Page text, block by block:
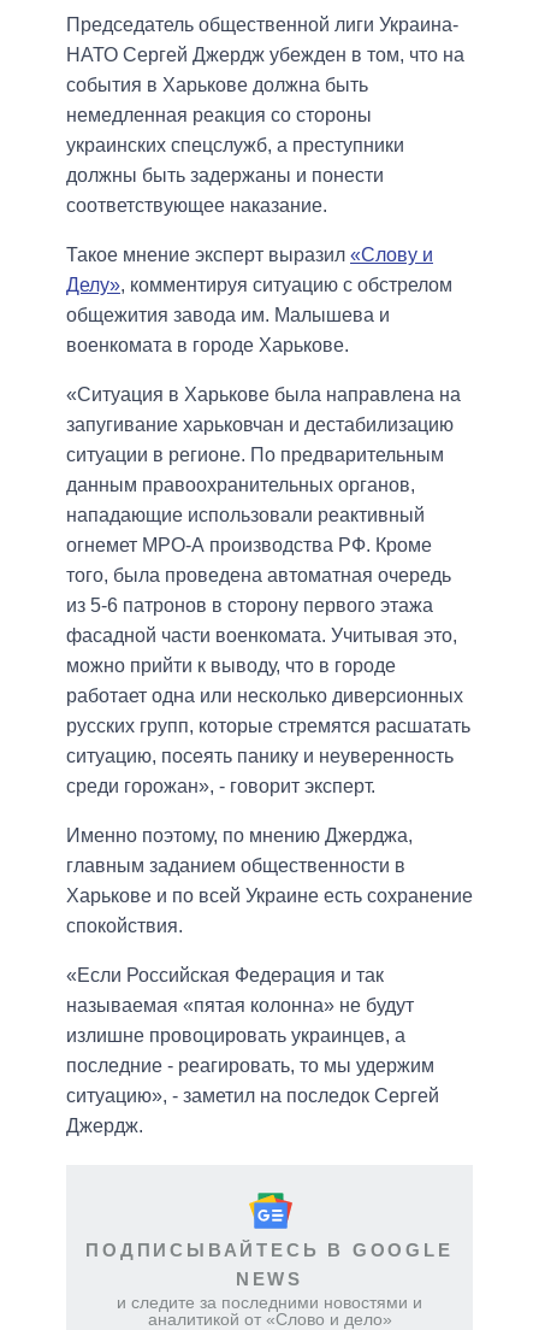
Председатель общественной лиги Украина-
НАТО Сергей Джердж убежден в том, что на
события в Харькове должна быть
немедленная реакция со стороны
украинских спецслужб, а преступники
должны быть задержаны и понести
соответствующее наказание.
Такое мнение эксперт выразил «Слову и
Делу», комментируя ситуацию с обстрелом
общежития завода им. Малышева и
военкомата в городе Харькове.
«Ситуация в Харькове была направлена на
запугивание харьковчан и дестабилизацию
ситуации в регионе. По предварительным
данным правоохранительных органов,
нападающие использовали реактивный
огнемет МРО-А производства РФ. Кроме
того, была проведена автоматная очередь
из 5-6 патронов в сторону первого этажа
фасадной части военкомата. Учитывая это,
можно прийти к выводу, что в городе
работает одна или несколько диверсионных
русских групп, которые стремятся расшатать
ситуацию, посеять панику и неуверенность
среди горожан», - говорит эксперт.
Именно поэтому, по мнению Джерджа,
главным заданием общественности в
Харькове и по всей Украине есть сохранение
спокойствия.
«Если Российская Федерация и так
называемая «пятая колонна» не будут
излишне провоцировать украинцев, а
последние - реагировать, то мы удержим
ситуацию», - заметил на последок Сергей
Джердж.
ПОДПИСЫВАЙТЕСЬ В GOOGLE
NEWS
и следите за последними новостями и
аналитикой от «Слово и дело»